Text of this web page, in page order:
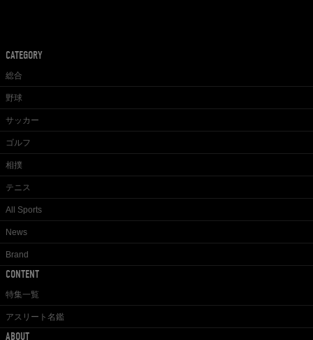
CATEGORY
総合
野球
サッカー
ゴルフ
相撲
テニス
All Sports
News
Brand
CONTENT
特集一覧
アスリート名鑑
ABOUT